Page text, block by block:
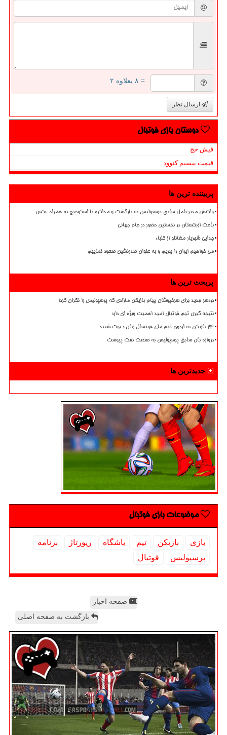
= ۸ بعلاوه ۲
ارسال نظر
دوستان بازی فوتبال
فیش حج
قیمت بیسیم کنوود
پربیننده ترین ها
واکنش مدیرعامل سابق پرسپولیس به بازگشت و مذاکره با اسکوچیچ به همراه عکس
باخت ازبکستان در نخستین حضور در جام جهانی
جدایی شهریار مغانلو از کلباء
می خواهیم ایران را ببریم و به عنوان صدرنشین صعود نماییم
پربحث ترین ها
دردسر جدید برای سرخپوشان پیام بازیکن مازادی که پرسپولیس را نگران کرد!
نتیجه گیری تیم فوتبال امید اهمیت ویژه ای دارد
۲۴ بازیکن به اردوی تیم ملی فوتسال زنان دعوت شدند
دروازه بان سابق پرسپولیس به صنعت نفت پیوست
جدیدترین ها
موضوعات بازی فوتبال
بازی بازیكن تیم باشگاه رپورتاژ
برنامه
پرسپولیس
فوتبال
صفحه اخبار
بازگشت به صفحه اصلی